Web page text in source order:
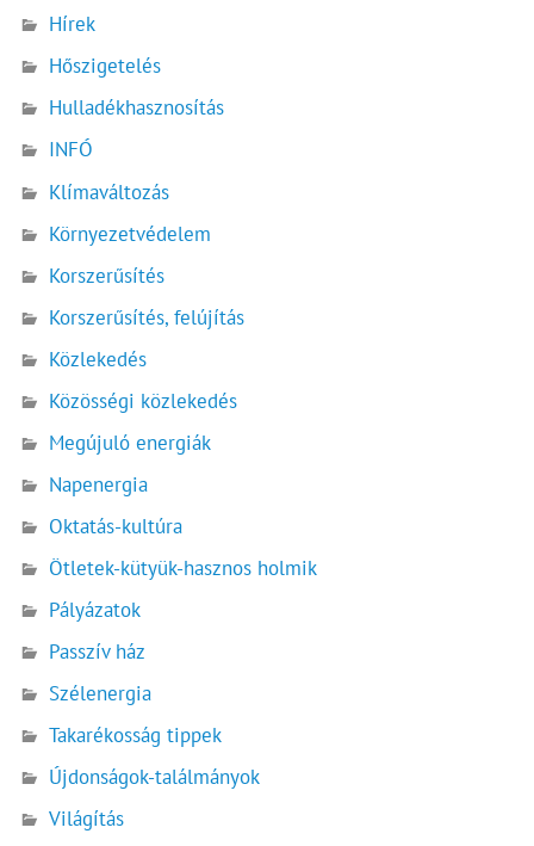
Hírek
Hőszigetelés
Hulladékhasznosítás
INFÓ
Klímaváltozás
Környezetvédelem
Korszerűsítés
Korszerűsítés, felújítás
Közlekedés
Közösségi közlekedés
Megújuló energiák
Napenergia
Oktatás-kultúra
Ötletek-kütyük-hasznos holmik
Pályázatok
Passzív ház
Szélenergia
Takarékosság tippek
Újdonságok-találmányok
Világítás